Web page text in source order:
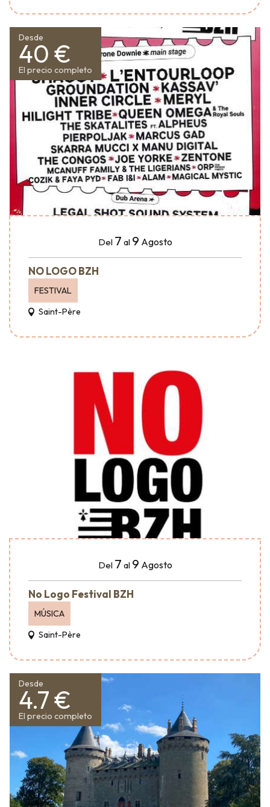
Desde
40 €
El precio completo
Del 7 al 9 Agosto
NO LOGO BZH
FESTIVAL
Saint-Père
Del 7 al 9 Agosto
No Logo Festival BZH
MÚSICA
Saint-Père
Desde
4.7 €
El precio completo